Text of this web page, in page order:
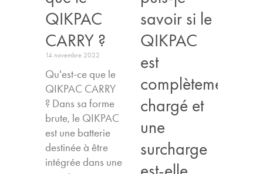
QIKPAC
CARRY ?
14 novembre 2022
Qu'est-ce que le
QIKPAC CARRY
? Dans sa forme
brute, le QIKPAC
est une batterie
destinée à être
intégrée dans une
savoir si le
QIKPAC
est
complètement
chargé et
une
surcharge